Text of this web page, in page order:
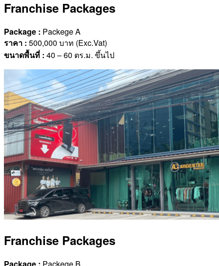
Franchise Packages
Package : Packege A
ราคา : 500,000 บาท (Exc.Vat)
ขนาดพื้นที่ : 40 – 60 ตร.ม. ขึ้นไป
Franchise Packages